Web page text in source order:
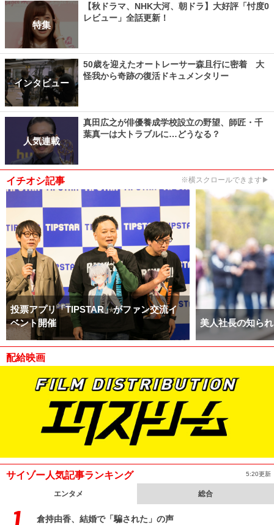
特集
【秋ドラマ、NHK大河、朝ドラ】大好評「忖度0
レビュー」全話更新！
インタビュー
50歳を迎えたオートレーサー森且行に密着 大
怪我から奇跡の復活ドキュメンタリー
人気連載
真田広之が俳優養成学校設立の野望、師匠・千
葉真一は大トラブルに…どうなる？
イチオシ記事 ※横スクロールできます▶
投票アプリ「TIPSTAR」がファン交流イ
ベント開催
美人社長の知ら
配給映画
サイゾー人気記事ランキング 5:20更新
エンタメ 総合
倉持由香、結婚で「騙された」の声